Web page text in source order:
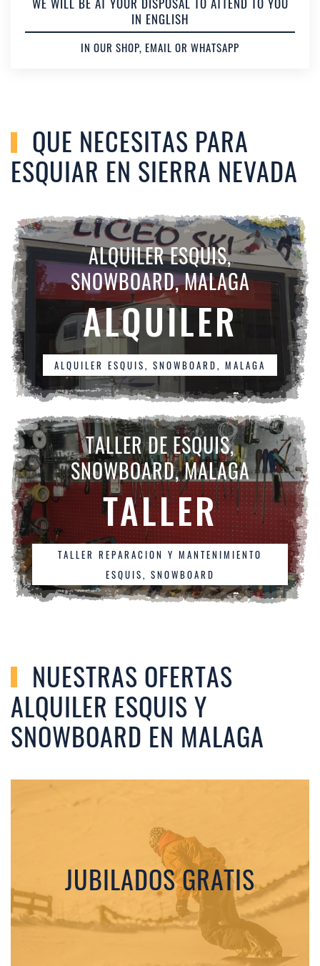
IN ENGLISH
IN OUR SHOP, EMAIL OR WHATSAPP
QUE NECESITAS PARA
ESQUIAR EN SIERRA NEVADA
ALQUILER ESQUIS,
SNOWBOARD, MALAGA
ALQUILER
ALQUILER ESQUIS, SNOWBOARD, MALAGA
TALLER DE ESQUIS,
SNOWBOARD, MALAGA
TALLER
TALLER REPARACION Y MANTENIMIENTO
ESQUIS, SNOWBOARD
NUESTRAS OFERTAS
ALQUILER ESQUIS Y
SNOWBOARD EN MALAGA
JUBILADOS GRATIS